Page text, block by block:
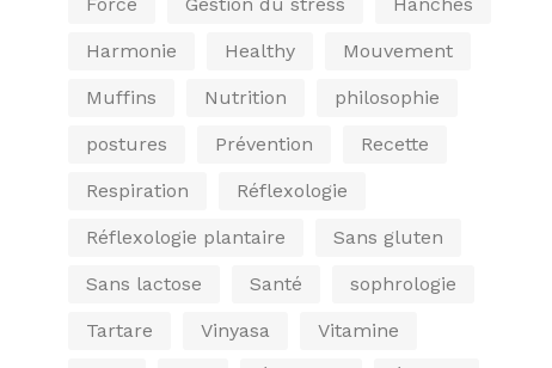
Harmonie Healthy Mouvement
Muffins Nutrition philosophie
postures Prévention Recette
Respiration Réflexologie
Réflexologie plantaire Sans gluten
Sans lactose Santé sophrologie
Tartare Vinyasa Vitamine